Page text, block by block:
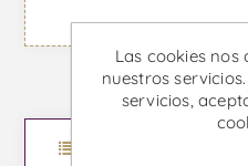
Las cookies
nuestros
servicios,